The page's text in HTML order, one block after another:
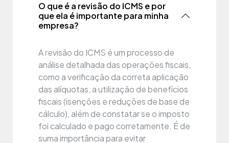
O que é a revisão do ICMS e por
que ela é importante para minha
empresa?
A revisão do ICMS é um processo de
análise detalhada das operações fiscais,
como a verificação da correta aplicação
das alíquotas, a utilização de benefícios
fiscais (isenções e reduções de base de
cálculo), além de constatar se o imposto
foi calculado e pago corretamente. É de
suma importância para evitar